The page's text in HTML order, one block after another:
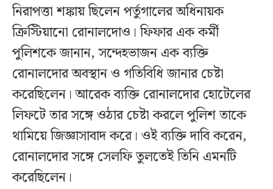
নিরাপত্তা শঙ্কায় ছিলেন পর্তুগালের অধিনায়ক
ক্রিস্টিয়ানো রোনালদোও। ফিফার এক কর্মী
পুলিশকে জানান, সন্দেহভাজন এক ব্যক্তি
রোনালদোর অবস্থান ও গতিবিধি জানার চেষ্টা
করেছিলেন। আরেক ব্যক্তি রোনালদোর হোটেলের
লিফটে তার সঙ্গে ওঠার চেষ্টা করলে পুলিশ তাকে
থামিয়ে জিজ্ঞাসাবাদ করে। ওই ব্যক্তি দাবি করেন,
রোনালদোর সঙ্গে সেলফি তুলতেই তিনি এমনটি
করেছিলেন।